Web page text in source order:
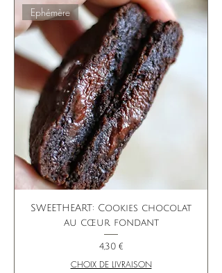
Ephémère
SWEETHEART: Cookies chocolat
au cœur fondant
Prix
4,30 €
CHOIX DE LIVRAISON